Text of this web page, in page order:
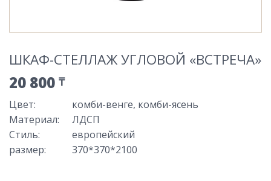
ШКАФ-СТЕЛЛАЖ УГЛОВОЙ «ВСТРЕЧА»
20 800 ₸
Цвет:
комби-венге, комби-ясень
Материал:
ЛДСП
Стиль:
европейский
размер: 370*370*2100